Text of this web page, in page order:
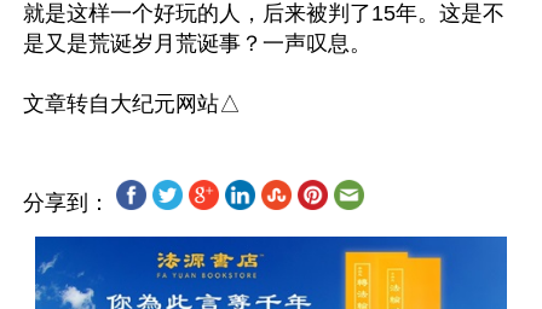
就是这样一个好玩的人，后来被判了15年。这是不
是又是荒诞岁月荒诞事？一声叹息。
分享到：